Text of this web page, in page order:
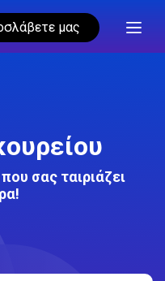
μας
σας ταιριάζει